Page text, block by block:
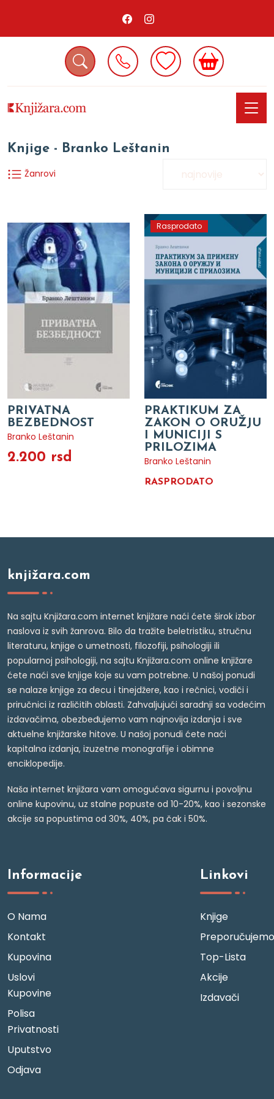
Knjige - Branko Leštanin
Žanrovi
PRIVATNA
BEZBEDNOST
Branko Leštanin
2.200 rsd
Rasprodato
PRAKTIKUM ZA
ZAKON O ORUŽJU
I MUNICIJI S
PRILOZIMA
Branko Leštanin
RASPRODATO
knjižara.com
Na sajtu Knjižara.com internet knjižare naći ćete širok izbor
naslova iz svih žanrova. Bilo da tražite beletristiku, stručnu
literaturu, knjige o umetnosti, filozofiji, psihologiji ili
popularnoj psihologiji, na sajtu Knjižara.com online knjižare
ćete naći sve knjige koje su vam potrebne. U našoj ponudi
se nalaze knjige za decu i tinejdžere, kao i rečnici, vodiči i
priručnici iz različitih oblasti. Zahvaljujući saradnji sa vodećim
izdavačima, obezbeđujemo vam najnovija izdanja i sve
aktuelne knjižarske hitove. U našoj ponudi ćete naći
kapitalna izdanja, izuzetne monografije i obimne
enciklopedije.
Naša internet knjižara vam omogućava sigurnu i povoljnu
online kupovinu, uz stalne popuste od 10-20%, kao i sezonske
akcije sa popustima od 30%, 40%, pa čak i 50%.
Informacije
O Nama
Kontakt
Kupovina
Uslovi
Kupovine
Polisa
Privatnosti
Uputstvo
Odjava
Linkovi
Knjige
Preporučujemo
Top-Lista
Akcije
Izdavači